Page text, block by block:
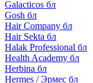
Galacticos бл
Gosh бл
Hair Company бл
Hair Sekta бл
Halak Professional бл
Health Academy бл
Herbina бл
Hermes / Эрмес бл